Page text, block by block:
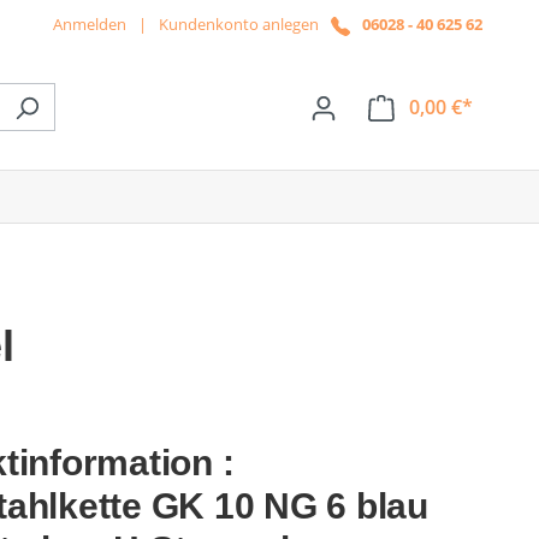
Anmelden | Kundenkonto anlegen 06028 - 40 625 62
0,00 €*
das Dropdown der Kategorie News
:
GK 10 NG 6 blau